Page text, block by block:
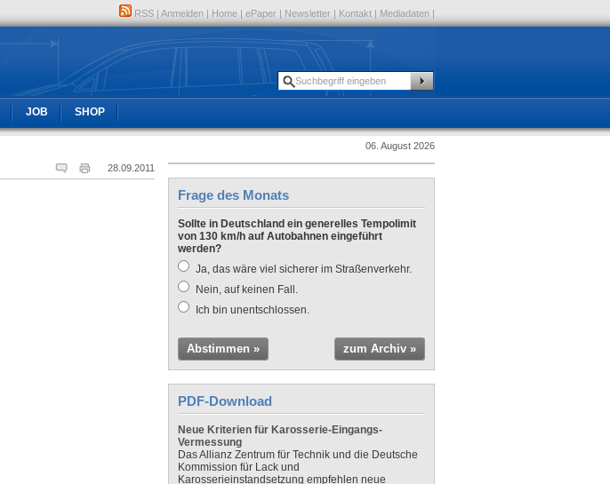
RSS | Anmelden | Home | ePaper | Newsletter | Kontakt | Mediadaten |
JOB SHOP
06. August 2026
28.09.2011
Frage des Monats
Sollte in Deutschland ein generelles Tempolimit
von 130 km/h auf Autobahnen eingeführt
werden?
Ja, das wäre viel sicherer im Straßenverkehr.
Nein, auf keinen Fall.
Ich bin unentschlossen.
Abstimmen » zum Archiv »
PDF-Download
Neue Kriterien für Karosserie-Eingangs-
Vermessung
Das Allianz Zentrum für Technik und die Deutsche
Kommission für Lack und
Karosserieinstandsetzung empfehlen neue